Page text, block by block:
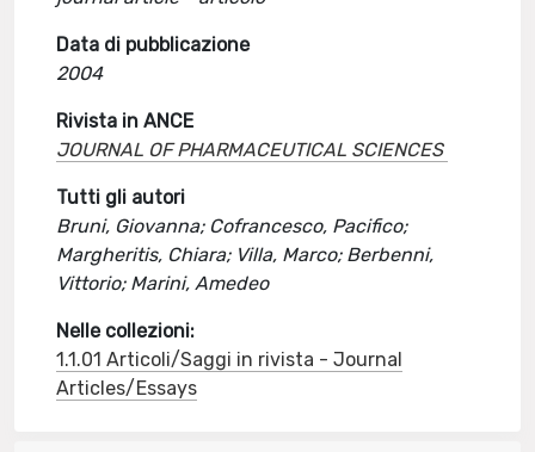
Data di pubblicazione
2004
Rivista in ANCE
JOURNAL OF PHARMACEUTICAL SCIENCES
Tutti gli autori
Bruni, Giovanna; Cofrancesco, Pacifico;
Margheritis, Chiara; Villa, Marco; Berbenni,
Vittorio; Marini, Amedeo
Nelle collezioni:
1.1.01 Articoli/Saggi in rivista - Journal
Articles/Essays